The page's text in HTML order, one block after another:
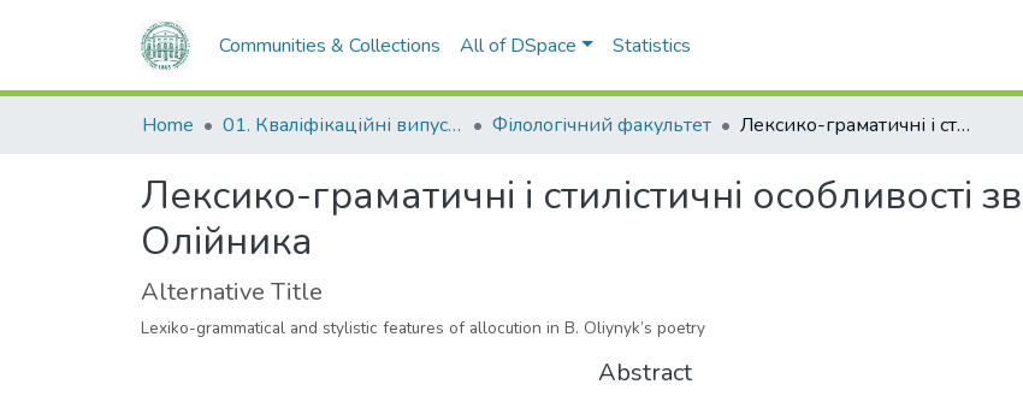
Communities & Collections All of DSpace Statistics
Home 01. Кваліфікаційні випускні роботи здобувачів вищої освіти Філологічний факультет Лексико-граматичні і стилістичні особливості звертання у поезії Б. Олійника
Лексико-граматичні і стилістичні особливості
Олійника
Alternative Title
Lexiko-grammatical and stylistic features of allocution in B. Oliynyk’s poetry
Abstract